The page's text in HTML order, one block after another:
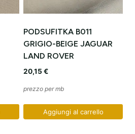
PODSUFITKA B011
GRIGIO-BEIGE JAGUAR
LAND ROVER
20,15€
prezzo per mb
Aggiungi al carrello